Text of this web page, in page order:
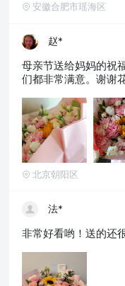
安徽合肥市瑶海区
赵*
母亲节送给妈妈的祝
们都非常满意。谢谢
北京朝阳区
法*
非常好看哟！送的还